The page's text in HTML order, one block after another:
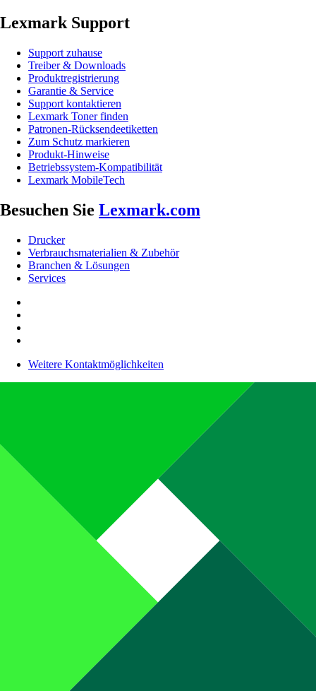
Lexmark Support
Support zuhause
Treiber & Downloads
Produktregistrierung
Garantie & Service
Support kontaktieren
Lexmark Toner finden
Patronen-Rücksendeetiketten
Zum Schutz markieren
Produkt-Hinweise
Betriebssystem-Kompatibilität
Lexmark MobileTech
Besuchen Sie Lexmark.com
Drucker
Verbrauchsmaterialien & Zubehör
Branchen & Lösungen
Services
Weitere Kontaktmöglichkeiten